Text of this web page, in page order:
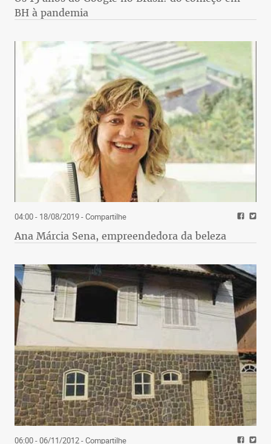
BH à pandemia
04:00 - 18/08/2019- Compartilhe
Ana Márcia Sena, empreendedora da beleza
06:00 - 06/11/2012- Compartilhe